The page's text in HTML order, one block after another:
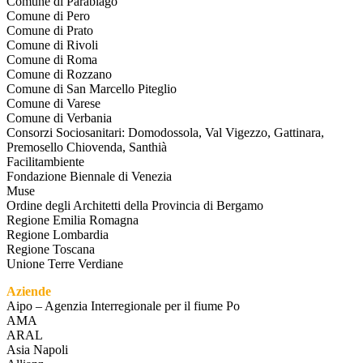
Comune di Pero
Comune di Prato
Comune di Rivoli
Comune di Roma
Comune di Rozzano
Comune di San Marcello Piteglio
Comune di Varese
Comune di Verbania
Consorzi Sociosanitari: Domodossola, Val Vigezzo, Gattinara,
Premosello Chiovenda, Santhià
Facilitambiente
Fondazione Biennale di Venezia
Muse
Ordine degli Architetti della Provincia di Bergamo
Regione Emilia Romagna
Regione Lombardia
Regione Toscana
Unione Terre Verdiane
Aziende
Aipo – Agenzia Interregionale per il fiume Po
AMA
ARAL
Asia Napoli